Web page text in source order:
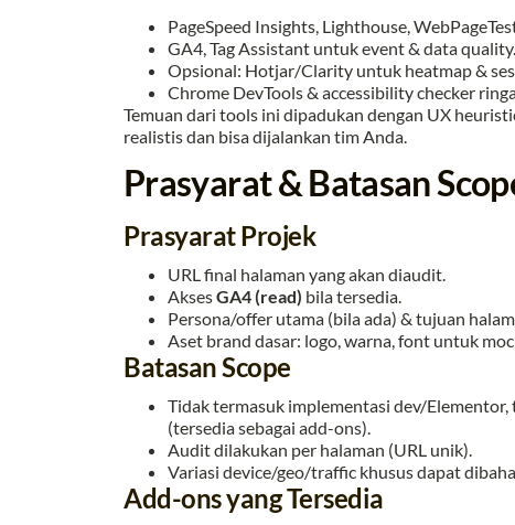
PageSpeed Insights, Lighthouse,
GA4, Tag Assistant untuk event & data quality.
Opsional: Hotjar/Clarity untuk heatmap &
Chrome DevTools & accessibility checker
Temuan dari tools ini dipadukan dengan UX
realistis dan bisa dijalankan tim Anda.
Prasyarat & Batasan
Prasyarat Projek
URL final halaman yang akan diaudit.
AksesGA4 (read) bila tersedia.
Persona/offer utama (bila ada) & tujuan
Aset brand dasar: logo, warna, font untuk
Batasan Scope
Tidak termasuk implementasi dev/
(tersedia sebagai add-ons).
Audit dilakukan per halaman (URL unik).
Variasi device/geo/traffic khusus dapat
Add-ons yang Tersedia